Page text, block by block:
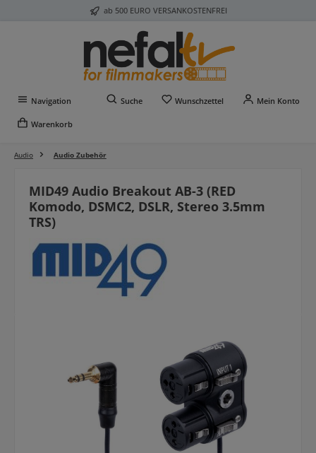
Zum Hauptinhalt springen ab 500 EURO VERSANKOSTENFREI
Navigation Suche Wunschzettel Du hast 0 Produkte auf
Mein Konto
Warenkorb
Audio Audio Zubehör
MID49 Audio Breakout AB-3 (RED
Komodo, DSMC2, DSLR, Stereo 3.5mm
TRS)